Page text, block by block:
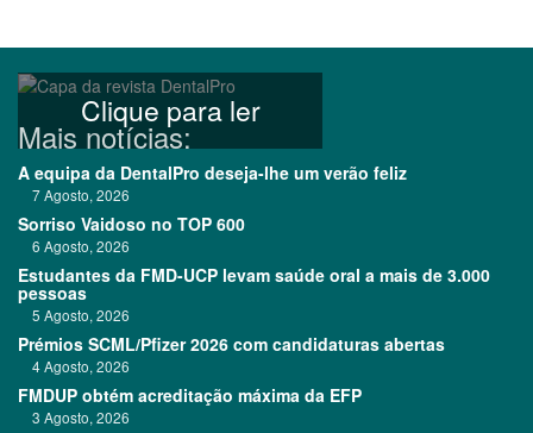
Clique para ler
Mais notícias:
A equipa da DentalPro deseja-lhe um verão feliz
7 Agosto, 2026
Sorriso Vaidoso no TOP 600
6 Agosto, 2026
Estudantes da FMD-UCP levam saúde oral a mais de 3.000
pessoas
5 Agosto, 2026
Prémios SCML/Pfizer 2026 com candidaturas abertas
4 Agosto, 2026
FMDUP obtém acreditação máxima da EFP
3 Agosto, 2026